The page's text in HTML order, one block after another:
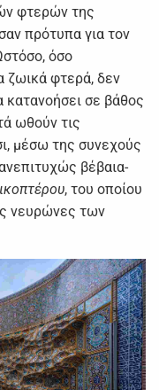
φτερών της
πρότυπα για τον
όσο
ζωικά φτερά, δεν
κατανοήσει σε βάθος
ωθούν τις
μέσω της συνεχούς
βέβαια-
, του οποίου
νευρώνες των